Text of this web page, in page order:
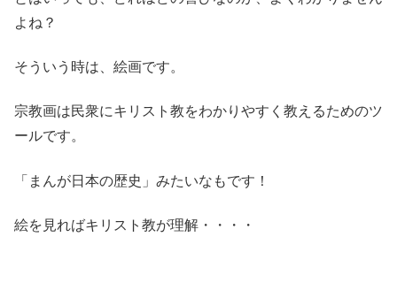
よね？
そういう時は、絵画です。
宗教画は民衆にキリスト教をわかりやすく教えるためのツ
ールです。
「まんが日本の歴史」みたいなもです！
絵を見ればキリスト教が理解・・・・